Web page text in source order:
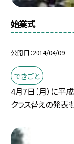
始業式
公開日 2014/04/09
できごと
4月7日（月）に平
クラス替えの発表